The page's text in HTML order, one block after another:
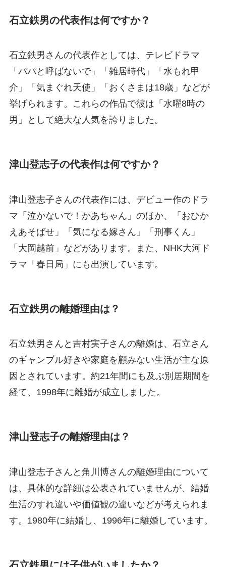
石立鉄男の代表作は何ですか？
石立鉄男さんの代表作としては、テレビドラマ
「パパと呼ばないで」「雑居時代」「水もれ甲
介」「気まぐれ天使」「おくさまは18歳」などが
挙げられます。これらの作品で彼は「水曜8時の
男」として絶大な人気を誇りました。
津山登志子の代表作は何ですか？
津山登志子さんの代表作には、デビュー作のドラ
マ「泣かないで！かあちゃん」のほか、「おひか
えあそばせ」「気になる嫁さん」「刑事くん」
「大岡越前」などがあります。また、NHK大河ド
ラマ「春日局」にも出演しています。
石立鉄男の離婚理由は？
石立鉄男さんと吉村実子さんの離婚は、石立さん
のギャンブル好きや家庭を顧みない生活が主な原
因とされています。約21年間にも及ぶ別居期間を
経て、1998年に離婚が成立しました。
津山登志子の離婚理由は？
津山登志子さんと角川博さんの離婚理由について
は、具体的な詳細は公表されていませんが、結婚
生活のすれ違いや価値観の違いなどが考えられま
す。1980年に結婚し、1996年に離婚しています。